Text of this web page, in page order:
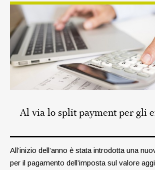
Al via lo split payment per gli
All’inizio dell’anno è stata introdotta una
per il pagamento dell’imposta sul valore